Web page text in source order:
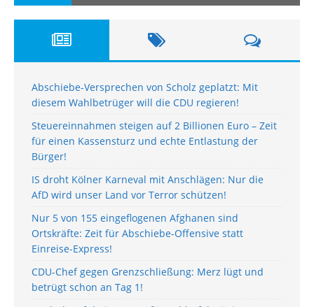
Abschiebe-Versprechen von Scholz geplatzt: Mit
diesem Wahlbetrüger will die CDU regieren!
Steuereinnahmen steigen auf 2 Billionen Euro – Zeit
für einen Kassensturz und echte Entlastung der
Bürger!
IS droht Kölner Karneval mit Anschlägen: Nur die
AfD wird unser Land vor Terror schützen!
Nur 5 von 155 eingeflogenen Afghanen sind
Ortskräfte: Zeit für Abschiebe-Offensive statt
Einreise-Express!
CDU-Chef gegen Grenzschließung: Merz lügt und
betrügt schon an Tag 1!